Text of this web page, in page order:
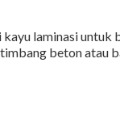
laminasi untuk
beton atau